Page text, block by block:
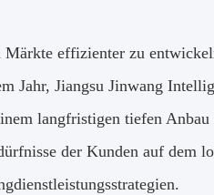
Märkte effizienter zu
Jahr, Jiangsu Jinwang
langfristigen tiefen
der Kunden auf dem